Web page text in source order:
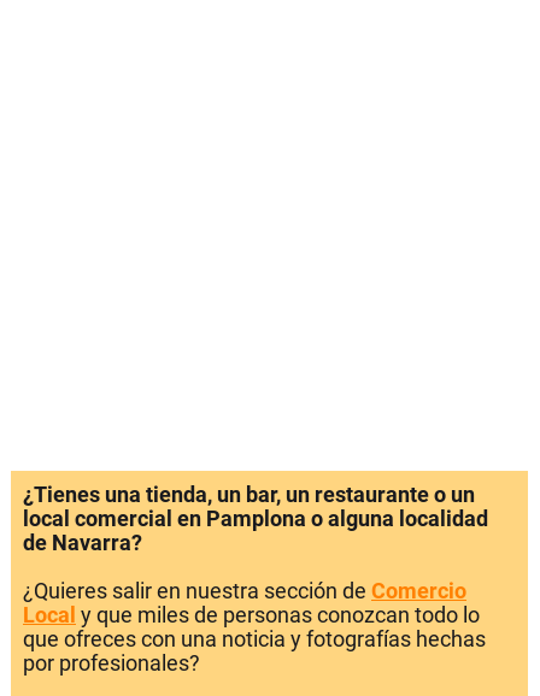
¿Tienes una tienda, un bar, un restaurante o un
local comercial en Pamplona o alguna localidad
de Navarra?
¿Quieres salir en nuestra sección de Comercio
Local y que miles de personas conozcan todo lo
que ofreces con una noticia y fotografías hechas
por profesionales?